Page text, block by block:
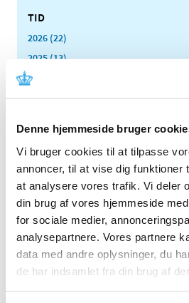
Denne hjemmeside bruger
Vi bruger cookies til at tilpasse
annoncer, til at vise dig funktioner
at analysere vores trafik. Vi deler
din brug af vores hjemmeside
for sociale medier,
analysepartnere. Vores partnere
data med andre oplysninger, du
de har indsamlet fra din brug af
TID
2026 (22)
2025 (13)
2024 (15)
2023 (18)
2021 (32)
2020 (13)
2019 (41)
2018 (46)
2017 (36)
2016 (48)
2015 (31)
2014 (44)